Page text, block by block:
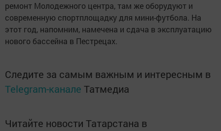
ремонт Молодежного центра, там же оборудуют и
современную спортплощадку для мини-футбола. На
этот год, напомним, намечена и сдача в эксплуатацию
нового бассейна в Пестрецах.
Следите за самым важным и интересным в
Telegram-канале Татмедиа
Читайте новости Татарстана в